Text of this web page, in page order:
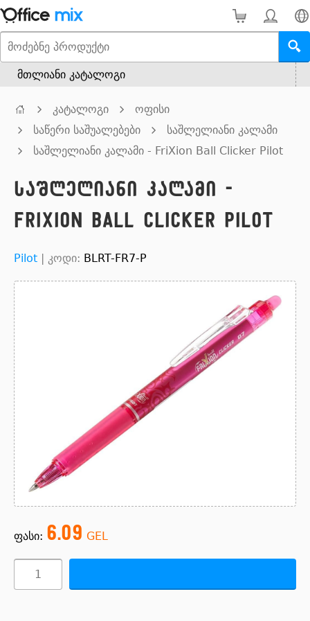
მთლიანი კატალოგი
კატალოგი
ოფისი
საწერი საშუალებები
საშლელიანი კალამი
საშლელიანი კალამი - FriXion Ball Clicker Pilot
საშლელიანი კალამი -
FriXion Ball Clicker Pilot
Pilot | კოდი: BLRT-FR7-P
ფასი: 6.09 GEL